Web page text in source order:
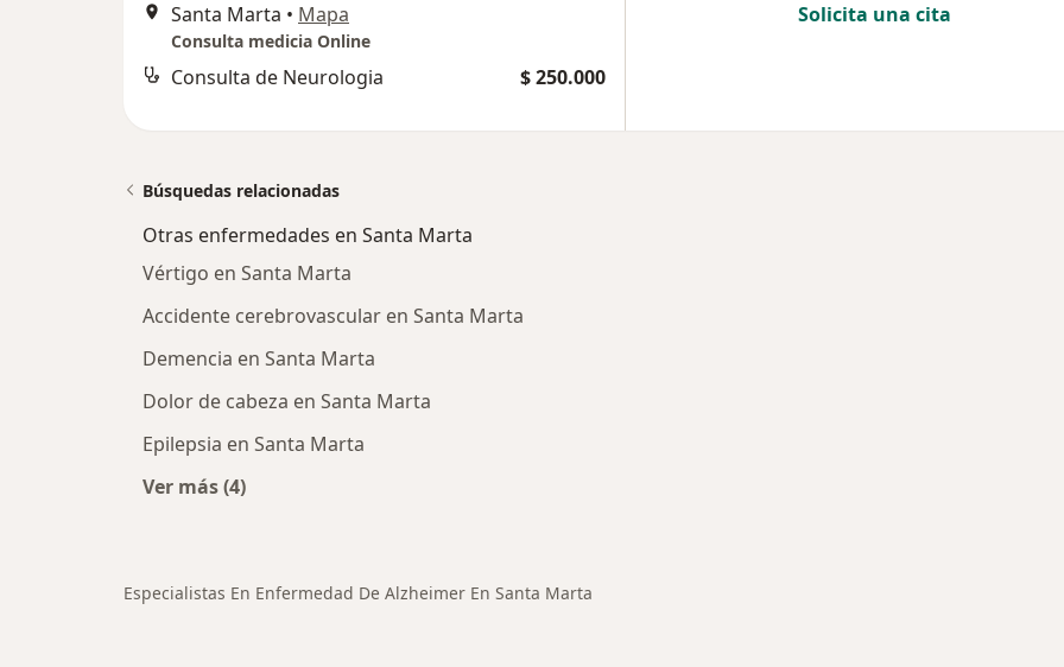
Santa Marta • Mapa
Consulta medicia Online
Consulta de Neurologia $ 250.000
Solicita una cita
Búsquedas relacionadas
Otras enfermedades en Santa Marta
Vértigo en Santa Marta
Accidente cerebrovascular en Santa Marta
Demencia en Santa Marta
Dolor de cabeza en Santa Marta
Epilepsia en Santa Marta
Ver más (4)
Especialistas En Enfermedad De Alzheimer En Santa Marta